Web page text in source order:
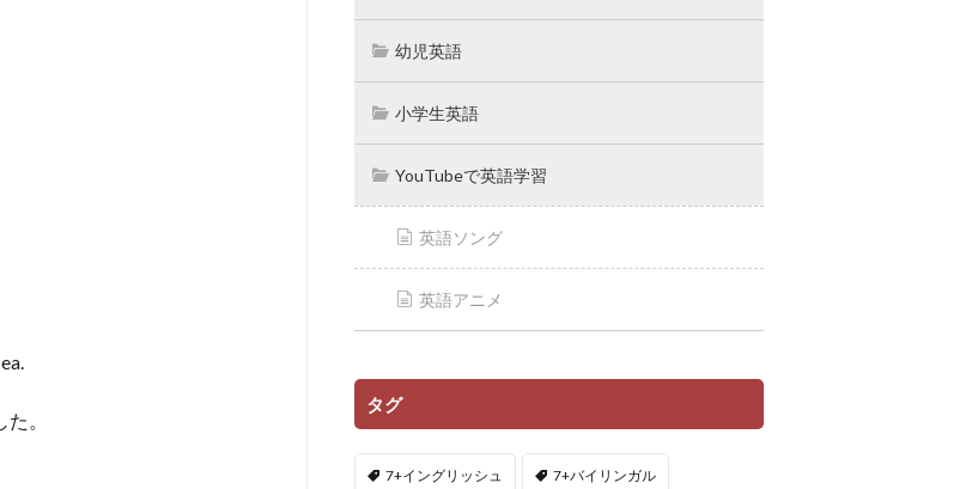
。
幼児英語
小学生英語
YouTubeで英語学習
英語ソング
英語アニメ
タグ
7+イングリッシュ 7+バイリンガル